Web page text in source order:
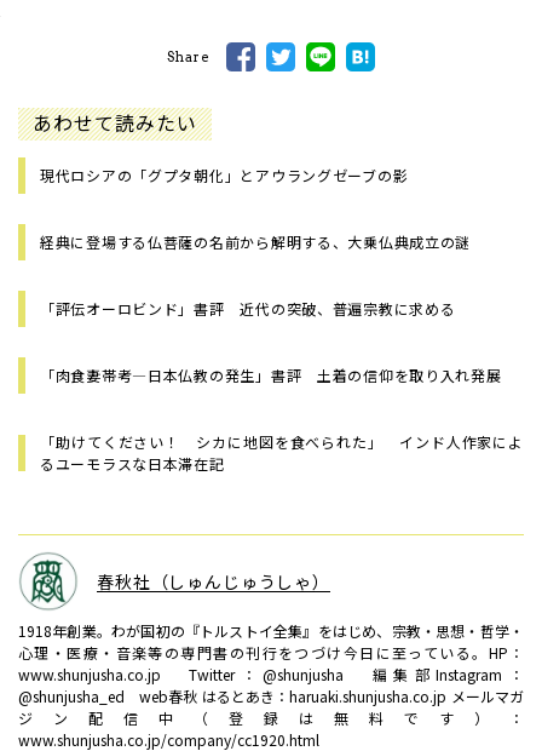
Share
あわせて読みたい
現代ロシアの「グプタ朝化」とアウラングゼーブの影
経典に登場する仏菩薩の名前から解明する、大乗仏典成立の謎
「評伝オーロビンド」書評 近代の突破、普遍宗教に求める
「肉食妻帯考―日本仏教の発生」書評 土着の信仰を取り入れ発展
「助けてください！ シカに地図を食べられた」 インド人作家によ
るユーモラスな日本滞在記
春秋社（しゅんじゅうしゃ）
1918年創業。わが国初の『トルストイ全集』をはじめ、宗教・思想・哲学・
心理・医療・音楽等の専門書の刊行をつづけ今日に至っている。HP：
www.shunjusha.co.jp Twitter：@shunjusha 編集部Instagram：
@shunjusha_ed web春秋 はるとあき：haruaki.shunjusha.co.jp メールマガ
ジン配信中（登録は無料です）：
www.shunjusha.co.jp/company/cc1920.html